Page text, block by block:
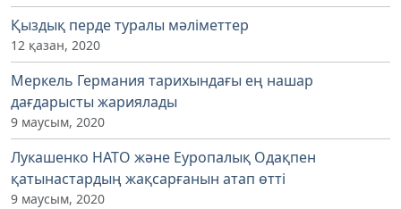
Қыздық перде туралы мәліметтер
12 қазан, 2020
Меркель Германия тарихындағы ең нашар
дағдарысты жариялады
9 маусым, 2020
Лукашенко НАТО және Еуропалық Одақпен
қатынастардың жақсарғанын атап өтті
9 маусым, 2020